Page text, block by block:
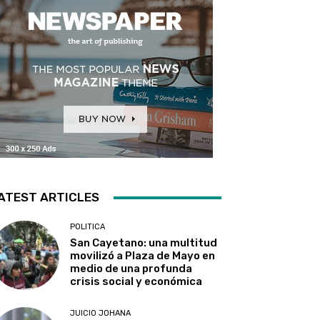
ARTICLES
POLITICA
San Cayetano: una multitud
movilizó a Plaza de Mayo en
medio de una profunda
crisis social y económica
JUICIO JOHANA